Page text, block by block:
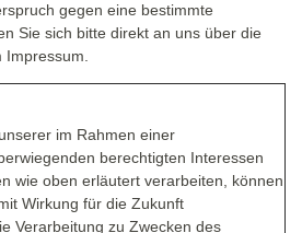
gegen eine bestimmte
Sie sich bitte direkt an uns über die
im Rahmen einer
berechtigten Interessen
wie oben erläutert verarbeiten, können
Wirkung für die Zukunft
Verarbeitung zu Zwecken des